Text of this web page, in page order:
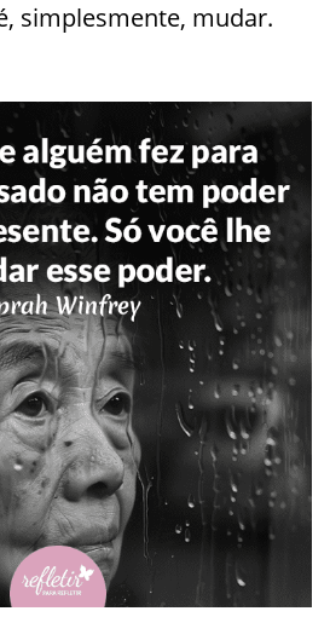
simplesmente, mudar.